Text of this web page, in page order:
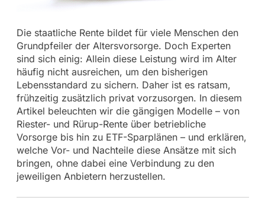
Die staatliche Rente bildet für viele Menschen den
Grundpfeiler der Altersvorsorge. Doch Experten
sind sich einig: Allein diese Leistung wird im Alter
häufig nicht ausreichen, um den bisherigen
Lebensstandard zu sichern. Daher ist es ratsam,
frühzeitig zusätzlich privat vorzusorgen. In diesem
Artikel beleuchten wir die gängigen Modelle – von
Riester- und Rürup-Rente über betriebliche
Vorsorge bis hin zu ETF-Sparplänen – und erklären,
welche Vor- und Nachteile diese Ansätze mit sich
bringen, ohne dabei eine Verbindung zu den
jeweiligen Anbietern herzustellen.